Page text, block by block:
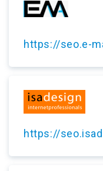
https://seo.e-
https://